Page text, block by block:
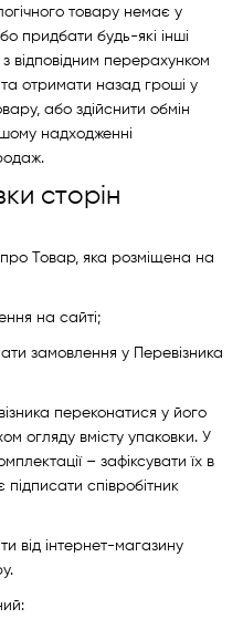
товару немає у
придбати будь-які інші
відповідним перерахунком
та отримати назад гроші у
або здійснити обмін
надходженні
сторін
Товар, яка розміщена на
на сайті;
замовлення у Перевізника
переконатися у його
огляду вмісту упаковки. У
– зафіксувати їх в
співробітник
від інтернет-магазину